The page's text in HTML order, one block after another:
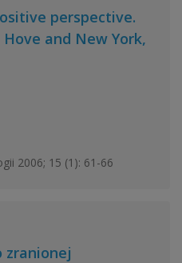
perspective.
and New York,
2006; 15 (1): 61-66
zranionej